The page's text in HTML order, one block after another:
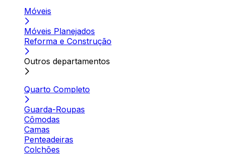
Móveis
Móveis Planejados
Reforma e Construção
Outros departamentos
Quarto Completo
Guarda-Roupas
Cômodas
Camas
Penteadeiras
Colchões